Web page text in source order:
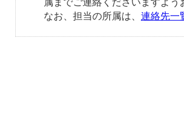
属までご連絡くださいますよう
なお、担当の所属は、 連絡先一